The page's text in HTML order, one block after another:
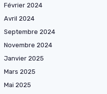
Février 2024
Avril 2024
Septembre 2024
Novembre 2024
Janvier 2025
Mars 2025
Mai 2025